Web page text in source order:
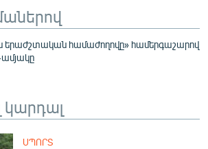
համաժողովը» համերգաշարով
ամյակը
կարդալ
ՍՊՈՐՏ